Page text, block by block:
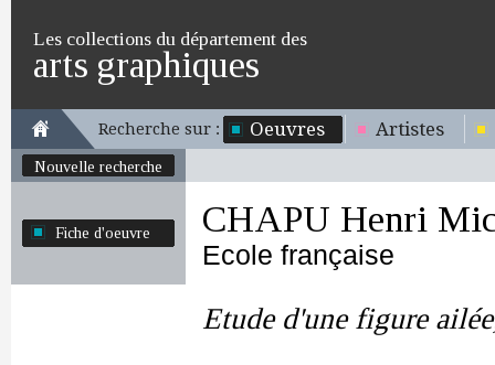
Les collections du département des
arts graphiques
Recherche sur : Oeuvres Artistes
Nouvelle recherche
Fiche d'oeuvre CHAPU Henri
Ecole française
Etude d'une figure